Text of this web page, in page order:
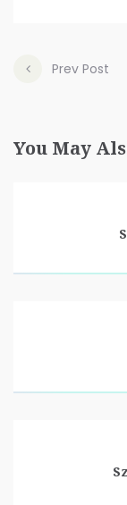
Prev Post
You May